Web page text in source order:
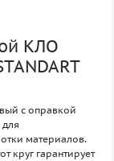
КЛО
с оправкой
материалов.
круг гарантирует